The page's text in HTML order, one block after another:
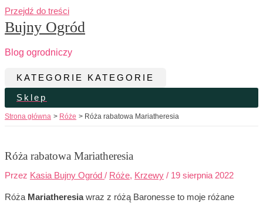
Przejdź do treści
Bujny Ogród
Blog ogrodniczy
KATEGORIE KATEGORIE
Sklep
Strona główna Róże Róża rabatowa Mariatheresia
Róża rabatowa Mariatheresia
Przez Kasia Bujny Ogród / Róże, Krzewy / 19 sierpnia 2022
RóżaMariatheresiawraz z różą Baronesse to moje różane